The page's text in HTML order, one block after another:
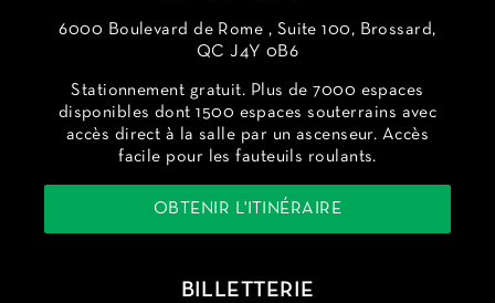
6000 Boulevard de Rome , Suite 100, Brossard,
QC J4Y 0B6
Stationnement gratuit. Plus de 7000 espaces
disponibles dont 1500 espaces souterrains avec
accès direct à la salle par un ascenseur. Accès
facile pour les fauteuils roulants.
OBTENIR L'ITINÉRAIRE
BILLETTERIE